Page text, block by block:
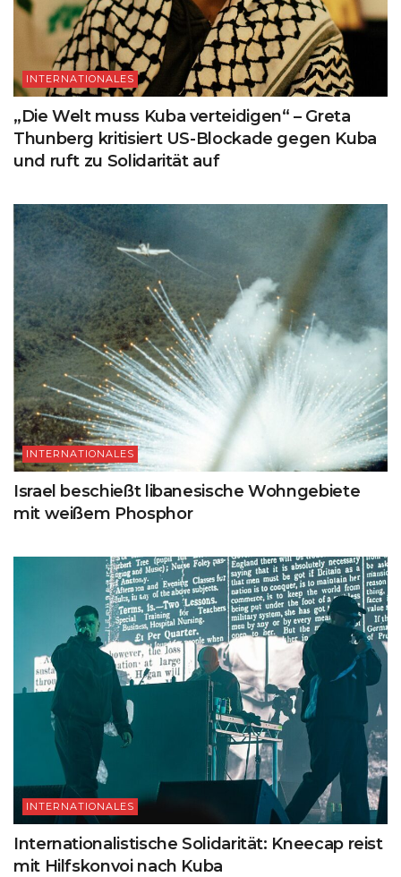
INTERNATIONALES
„Die Welt muss Kuba verteidigen“ – Greta
Thunberg kritisiert US-Blockade gegen Kuba
und ruft zu Solidarität auf
INTERNATIONALES
Israel beschießt libanesische Wohngebiete
mit weißem Phosphor
INTERNATIONALES
Internationalistische Solidarität: Kneecap reist
mit Hilfskonvoi nach Kuba